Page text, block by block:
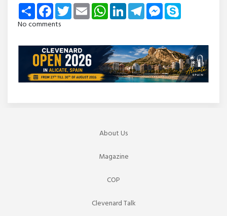
Share FacebookTwitterEmail WhatsAppLinkedInTelegramMessenger
No comments
About Us
Magazine
COP
Clevenard Talk